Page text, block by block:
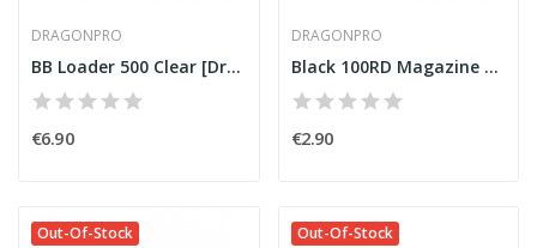
DRAGONPRO
BB Loader 500 Clear [DragonPro]
€6.90
DRAGONPRO
Black 100RD Magazine BB Loader [DragonPro]
€2.90
Out-Of-Stock Out-Of-Stock